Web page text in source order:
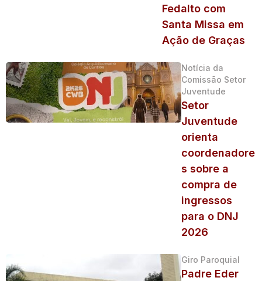
Fedalto com
Santa Missa em
Ação de Graças
Notícia da
Comissão Setor
Juventude
Setor
Juventude
orienta
coordenadore
s sobre a
compra de
ingressos
para o DNJ
2026
Giro Paroquial
Padre Eder